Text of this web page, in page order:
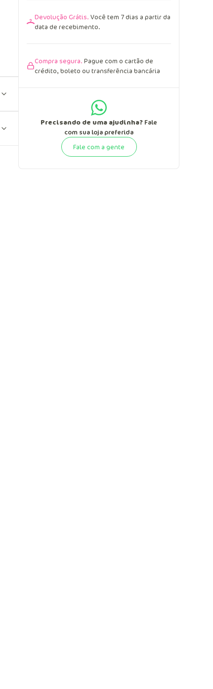
Devolução Grátis. Você tem 7 dias a partir da
data de recebimento.
Compra segura. Pague com o cartão de
crédito, boleto ou transferência bancária
Precisando de uma ajudinha? Fale
com sua loja preferida
Fale com a gente